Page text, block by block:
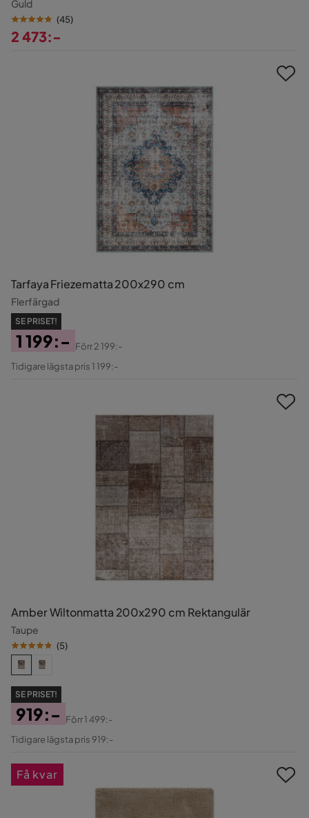
Guld
(45)
2 473:-
Tarfaya Friezematta 200x290 cm
Flerfärgad
SE PRISET!
Pris
1 199:-
Original
Förr2 199:-
Tidigare lägsta pris 1 199:-
Amber Wiltonmatta 200x290 cm Rektangulär
Taupe
(5)
SE PRISET!
Pris
919:-
Original
Förr1 499:-
Tidigare lägsta pris 919:-
Få kvar